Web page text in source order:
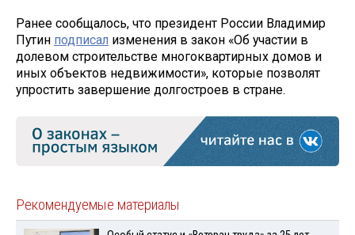
Ранее сообщалось, что президент России Владимир
Путин подписал изменения в закон «Об участии в
долевом строительстве многоквартирных домов и
иных объектов недвижимости», которые позволят
упростить завершение долгостроев в стране.
Рекомендуемые материалы